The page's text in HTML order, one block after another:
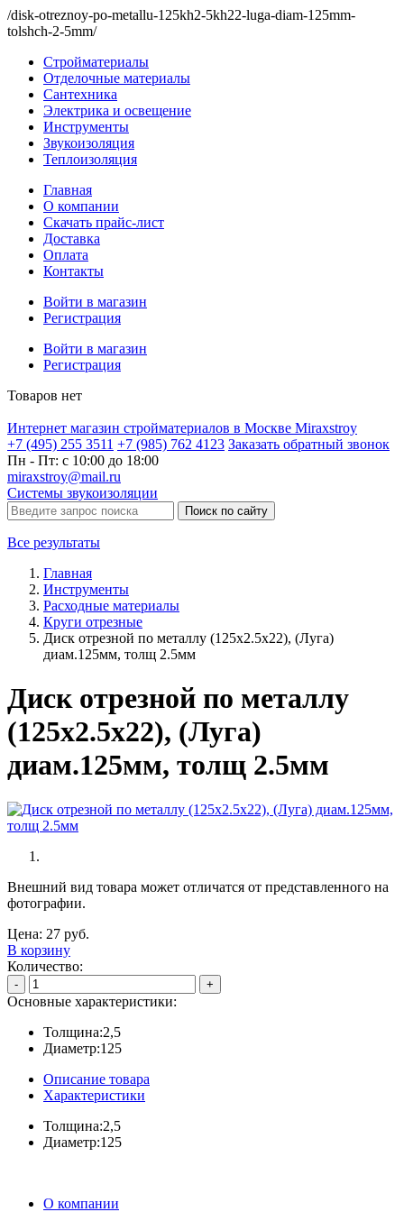
/disk-otreznoy-po-metallu-125kh2-5kh22-luga-diam-125mm-
tolshch-2-5mm/
Стройматериалы
Отделочные материалы
Сантехника
Электрика и освещение
Инструменты
Звукоизоляция
Теплоизоляция
Главная
О компании
Скачать прайс-лист
Доставка
Оплата
Контакты
Войти в магазин
Регистрация
Войти в магазин
Регистрация
Товаров нет
Интернет магазин стройматериалов в Москве Miraxstroy
+7 (495) 255 3511 +7 (985) 762 4123 Заказать обратный звонок
Пн - Пт: с 10:00 до 18:00
miraxstroy@mail.ru
Системы звукоизоляции
Поиск по сайту
Все результаты
Главная
Инструменты
Расходные материалы
Круги отрезные
Диск отрезной по металлу (125х2.5х22), (Луга)
диам.125мм, толщ 2.5мм
Диск отрезной по металлу
(125х2.5х22), (Луга)
диам.125мм, толщ 2.5мм
Внешний вид товара может отличатся от представленного на
фотографии.
Цена: 27 руб.
В корзину
Количество:
- +
Основные характеристики:
Толщина:2,5
Диаметр:125
Описание товара
Характеристики
Толщина:2,5
Диаметр:125
О компании